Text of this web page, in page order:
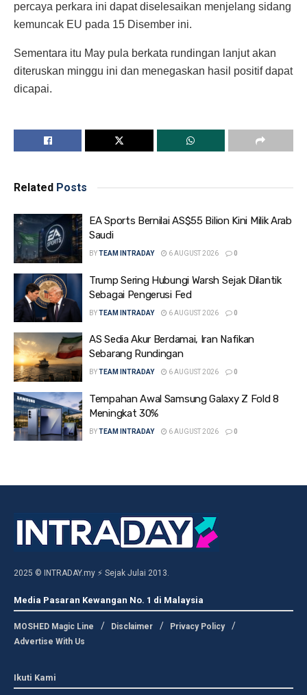
percaya perkara ini dapat diselesaikan menjelang sidang
kemuncak EU pada 15 Disember ini.
Sementara itu May pula berkata rundingan lanjut akan
diteruskan minggu ini dan menegaskan hasil positif dapat
dicapai.
Related Posts
EA Sports Bernilai AS$55 Bilion Kini Milik Arab
Saudi
BYTEAM INTRADAY 6 AUGUST 2026 0
Trump Sering Hubungi Warsh Sejak Dilantik
Sebagai Pengerusi Fed
BYTEAM INTRADAY 6 AUGUST 2026 0
AS Sedia Akur Berdamai, Iran Nafikan
Sebarang Rundingan
BYTEAM INTRADAY 6 AUGUST 2026 0
Tempahan Awal Samsung Galaxy Z Fold 8
Meningkat 30%
BYTEAM INTRADAY 6 AUGUST 2026 0
2025 © INTRADAY.my ⚡ Sejak Julai 2013.
Media Pasaran Kewangan No. 1 di Malaysia
MOSHED Magic Line Disclaimer
Privacy Policy
Advertise With Us
Ikuti Kami